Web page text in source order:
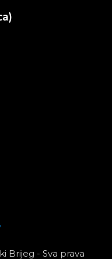
Brijeg - Sva prava